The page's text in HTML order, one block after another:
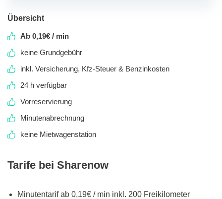
Übersicht
Ab 0,19€ / min
keine Grundgebühr
inkl. Versicherung, Kfz-Steuer & Benzinkosten
24 h verfügbar
Vorreservierung
Minutenabrechnung
keine Mietwagenstation
Tarife bei Sharenow
Minutentarif ab 0,19€ / min inkl. 200 Freikilometer